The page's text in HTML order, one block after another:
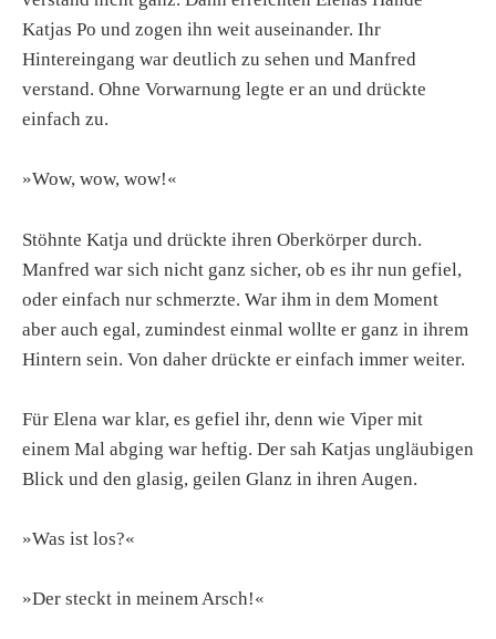
Katjas Po und zogen ihn weit auseinander. Ihr
Hintereingang war deutlich zu sehen und Manfred
verstand. Ohne Vorwarnung legte er an und drückte
einfach zu.
»Wow, wow, wow!«
Stöhnte Katja und drückte ihren Oberkörper durch.
Manfred war sich nicht ganz sicher, ob es ihr nun gefiel,
oder einfach nur schmerzte. War ihm in dem Moment
aber auch egal, zumindest einmal wollte er ganz in ihrem
Hintern sein. Von daher drückte er einfach immer weiter.
Für Elena war klar, es gefiel ihr, denn wie Viper mit
einem Mal abging war heftig. Der sah Katjas ungläubigen
Blick und den glasig, geilen Glanz in ihren Augen.
»Was ist los?«
»Der steckt in meinem Arsch!«